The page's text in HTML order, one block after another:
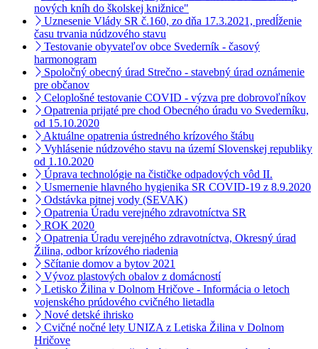
nových kníh do školskej knižnice"
Uznesenie Vlády SR č.160, zo dňa 17.3.2021, predĺženie
času trvania núdzového stavu
Testovanie obyvateľov obce Svederník - časový
harmonogram
Spoločný obecný úrad Strečno - stavebný úrad oznámenie
pre občanov
Celoplošné testovanie COVID - výzva pre dobrovoľníkov
Opatrenia prijaté pre chod Obecného úradu vo Svederníku,
od 15.10.2020
Aktuálne opatrenia ústredného krízového štábu
Vyhlásenie núdzového stavu na území Slovenskej republiky
od 1.10.2020
Úprava technológie na čističke odpadových vôd II.
Usmernenie hlavného hygienika SR COVID-19 z 8.9.2020
Odstávka pitnej vody (SEVAK)
Opatrenia Úradu verejného zdravotníctva SR
ROK 2020
Opatrenia Úradu verejného zdravotníctva, Okresný úrad
Žilina, odbor krízového riadenia
Sčítanie domov a bytov 2021
Vývoz plastových obalov z domácností
Letisko Žilina v Dolnom Hričove - Informácia o letoch
vojenského prúdového cvičného lietadla
Nové detské ihrisko
Cvičné nočné lety UNIZA z Letiska Žilina v Dolnom
Hričove